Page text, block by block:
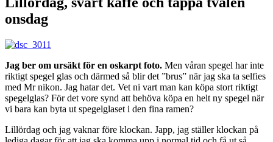
onsdag
Jag ber om ursäkt för en oskarpt foto. Men våran spegel har inte
riktigt spegel glas och därmed så blir det ”brus” när jag ska ta selfies
med Mr nikon. Jag hatar det. Vet ni vart man kan köpa stort riktigt
spegelglas? För det vore synd att behöva köpa en helt ny spegel när
vi bara kan byta ut spegelglaset i den fina ramen?
Lillördag och jag vaknar före klockan. Japp, jag ställer klockan på